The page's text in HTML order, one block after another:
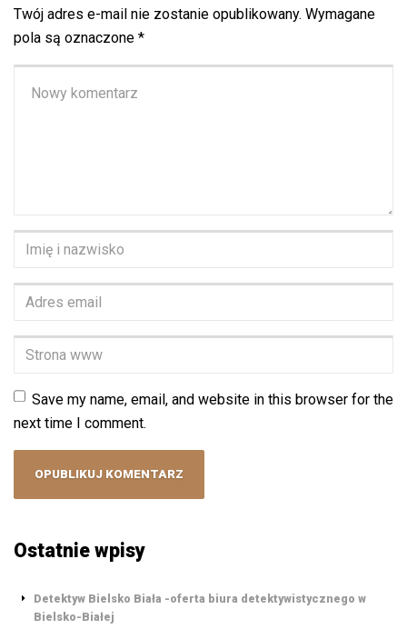
Twój adres e-mail nie zostanie opublikowany. Wymagane
pola są oznaczone *
komentarz*
Imię
nazwisko*
Adres
Strona
Save my name, email, and website in this browser for the
next time I comment.
Ostatnie wpisy
Detektyw Bielsko Biała -oferta biura detektywistycznego w
Bielsko-Białej